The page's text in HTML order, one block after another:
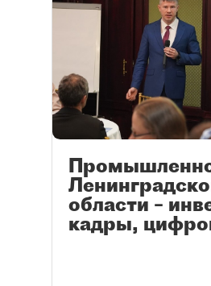
области –
кадры,